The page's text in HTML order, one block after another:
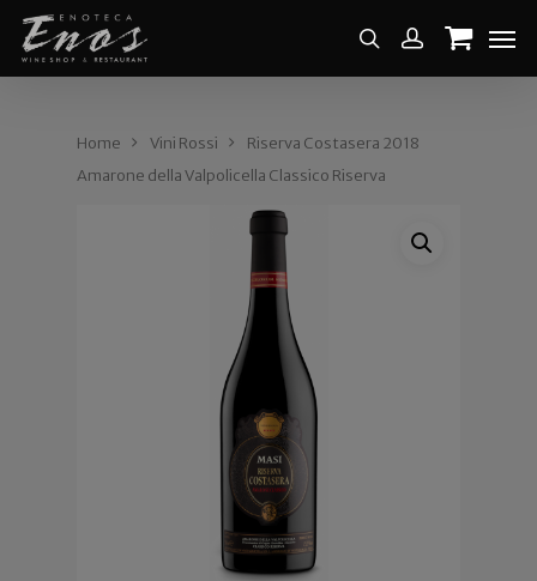
Home Vini Rossi
Riserva Costasera 2018
Amarone della Valpolicella Classico Riserva